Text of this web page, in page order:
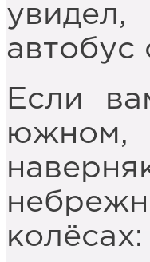
автобус
Если
южном,